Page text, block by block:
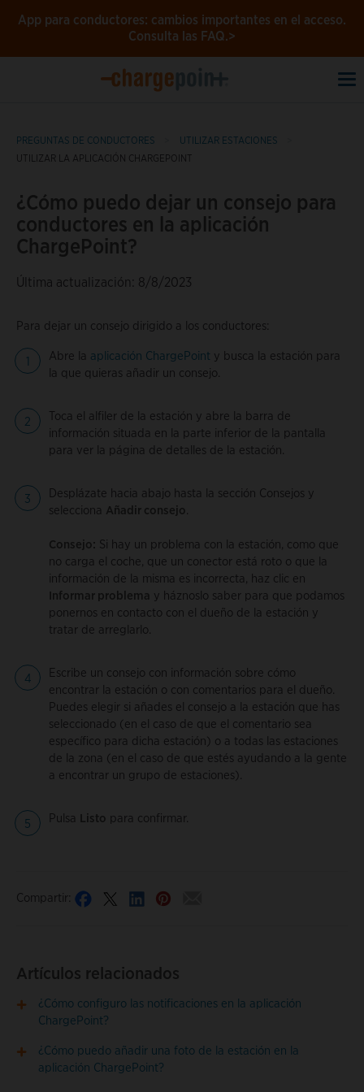
App para conductores: cambios importantes en el acceso.
Consulta las FAQ.>
PREGUNTAS DE CONDUCTORES
UTILIZAR ESTACIONES
UTILIZAR LA APLICACIÓN CHARGEPOINT
¿Cómo puedo dejar un consejo para
conductores en la aplicación
ChargePoint?
Última actualización: 8/8/2023
Para dejar un consejo dirigido a los conductores:
Abre la aplicación ChargePoint y busca la estación para
la que quieras añadir un consejo.
Toca el alfiler de la estación y abre la barra de
información situada en la parte inferior de la pantalla
para ver la página de detalles de la estación.
Desplázate hacia abajo hasta la sección Consejos y
selecciona Añadir consejo.
Consejo: Si hay un problema con la estación, como que
no carga el coche, que un conector está roto o que la
información de la misma es incorrecta, haz clic en
Informar problema y háznoslo saber para que podamos
ponernos en contacto con el dueño de la estación y
tratar de arreglarlo.
Escribe un consejo con información sobre cómo
encontrar la estación o con comentarios para el dueño.
Puedes elegir si añades el consejo a la estación que has
seleccionado (en el caso de que el comentario sea
específico para dicha estación) o a todas las estaciones
de la zona (en el caso de que estés ayudando a la gente
a encontrar un grupo de estaciones).
Pulsa Listo para confirmar.
Compartir:
Artículos relacionados
¿Cómo configuro las notificaciones en la aplicación
ChargePoint?
¿Cómo puedo añadir una foto de la estación en la
aplicación ChargePoint?